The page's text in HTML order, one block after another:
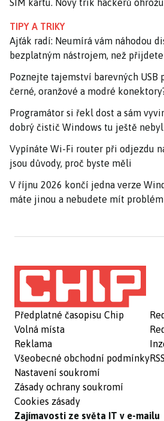
SIM kartu. Nový trik hackerů
TIPY A TRIKY
Ajťák radí: Neumírá vám náhodou
bezplatným nástrojem, než
Poznejte tajemství barevných USB
černé, oranžové a modré
Programátor si řekl dost a sám
dobrý čistič Windows tu ještě nebyl
Vypínáte Wi-Fi router při odjezdu
jsou důvody, proč byste měli
V říjnu 2026 končí jedna verze
máte jinou a nebudete mít problém
Předplatné časopisu Chip
Volná místa
Reklama
Všeobecné obchodní podmínky
Nastavení soukromí
Zásady ochrany soukromí
Cookies zásady
RSS
Zajímavosti ze světa IT v e-mailu